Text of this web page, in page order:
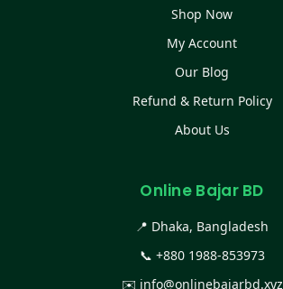
Shop Now
My Account
Our Blog
Refund & Return Policy
About Us
Online Bajar BD
📍 Dhaka, Bangladesh
📞 +880 1988-853973
✉️ info@onlinebajarbd.xyz